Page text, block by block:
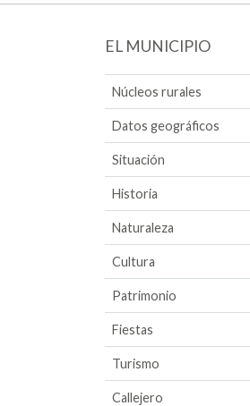
EL MUNICIPIO
Núcleos rurales
Datos geográficos
Situación
Historia
Naturaleza
Cultura
Patrimonio
Fiestas
Turismo
Callejero